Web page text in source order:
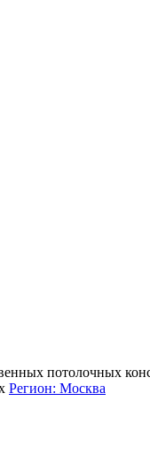
потолочных
Регион: Москва